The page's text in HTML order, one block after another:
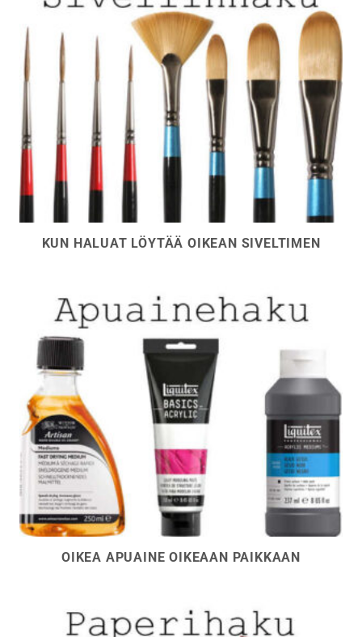
KUN HALUAT LÖYTÄÄ OIKEAN SIVELTIMEN
OIKEA APUAINE OIKEAAN PAIKKAAN